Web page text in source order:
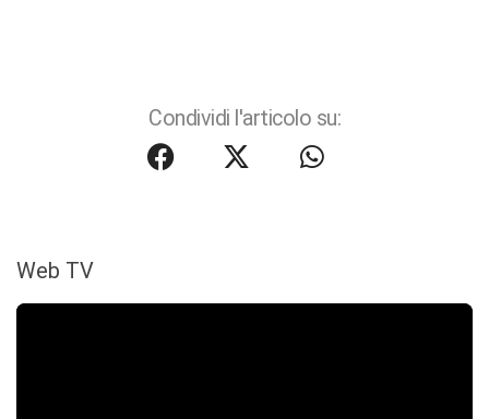
Condividi l'articolo su:
Web TV